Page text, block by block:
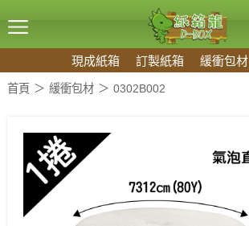
現成紙箱 訂製紙箱 緩衝包材
首頁 緩衝包材 0302B002